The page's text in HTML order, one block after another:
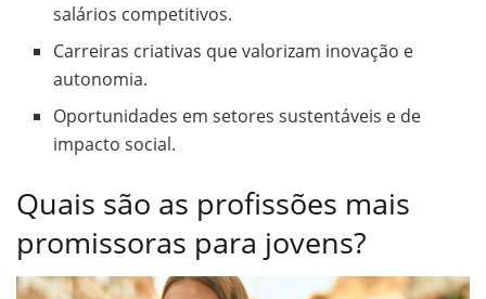
salários competitivos.
Carreiras criativas que valorizam inovação e
autonomia.
Oportunidades em setores sustentáveis e de
impacto social.
Quais são as profissões mais
promissoras para jovens?